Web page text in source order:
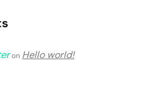
on Hello world!